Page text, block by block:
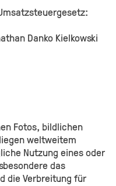
Danko Kielkowski
Fotos, bildlichen
weltweitem
Nutzung eines oder
das
die Verbreitung für